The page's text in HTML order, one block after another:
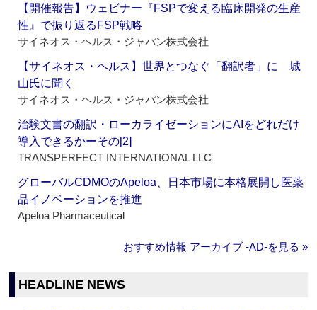
【開催報告】ウェビナー『FSPで変える臨床開発の生産
性』で振り返るFSP戦略
サイネオス・ヘルス・ジャパン株式会社
【サイネオス・ヘルス】世界とつなぐ「翻訳者」に 城
山氏に聞く
サイネオス・ヘルス・ジャパン株式会社
治験文書の翻訳・ローカライゼーションにAIをどれだけ
導入できるかーその[2]
TRANSPERFECT INTERNATIONAL LLC
グローバルCDMOのApeloa、日本市場に本格展開し医薬
品イノベーションを推進
Apeloa Pharmaceutical
おすすめ情報 アーカイブ ‐AD‐を見る »
HEADLINE NEWS